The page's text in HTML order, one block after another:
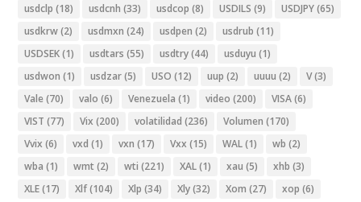
usdclp (18) usdcnh (33) usdcop (8) USDILS (9) USDJPY(65)
usdkrw(2) usdmxn (24) usdpen (2) usdrub (11)
USDSEK(1) usdtars (55) usdtry(44) usduyu (1)
usdwon (1) usdzar(5) USO (12) uup (2) uuuu (2) V(3)
Vale (70) valo (6) Venezuela (1) video (200) VISA(6)
VIST (77) Vix (200) volatilidad (236) Volumen (170)
Vvix (6) vxd (1) vxn (17) Vxx (15) WAL(1) wb (2)
wba (1) wmt (2) wti (221) XAL(1) xau (5) xhb (3)
XLE(17) Xlf(104) Xlp (34) Xly(32) Xom (27) xop (6)